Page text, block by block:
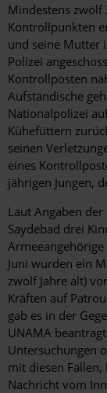
Mindestens
Kontrollpunkten
und seine Mutter
Polizei
Kontrollposten
Aufständische
Nationalpolizei
Kühefüttern
seinen
eines
jährigen Jungen,
Laut Angaben
Saydebad drei
Juni wurden ein
zwölf Jahre alt)
Kräften auf
gab es in der
UNAMA
Untersuchungen
mit diesen
Nachricht vom